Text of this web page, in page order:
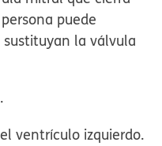
puede
la válvula
ventrículo izquierdo.